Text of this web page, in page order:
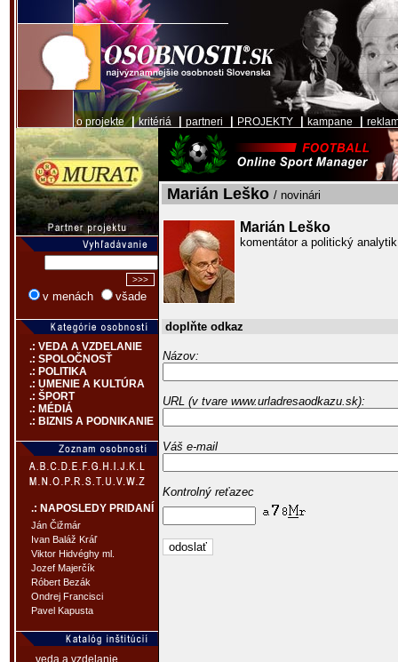
o projekte|kritériá partneri PROJEKTY kampane
v menách všade
.: VEDA A VZDELANIE
.: SPOLOČNOSŤ
.: POLITIKA
.: UMENIE A KULTÚRA
.: ŠPORT
.: MÉDIÁ
.: BIZNIS A PODNIKANIE
.: NAPOSLEDY PRIDANÍ
Ján Čižmár
Ivan Baláž Kráľ
Viktor Hidvéghy ml.
Jozef Majerčík
Róbert Bezák
Ondrej Francisci
Pavel Kapusta
. veda a vzdelanie
Marián Leško / novinári
Marián Leško
komentátor a politický
doplňte odkaz
Názov:
URL (v tvare www.urladresaodkazu.sk):
Váš e-mail
Kontrolný reťazec